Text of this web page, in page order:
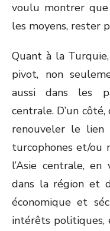
voulu montrer
les moyens, rester
Quant à la
pivot, non
aussi dans les
centrale. D’un
renouveler le lien
turcophones et/ou
l’Asie centrale, en
dans la région et
économique et
intérêts politiques,